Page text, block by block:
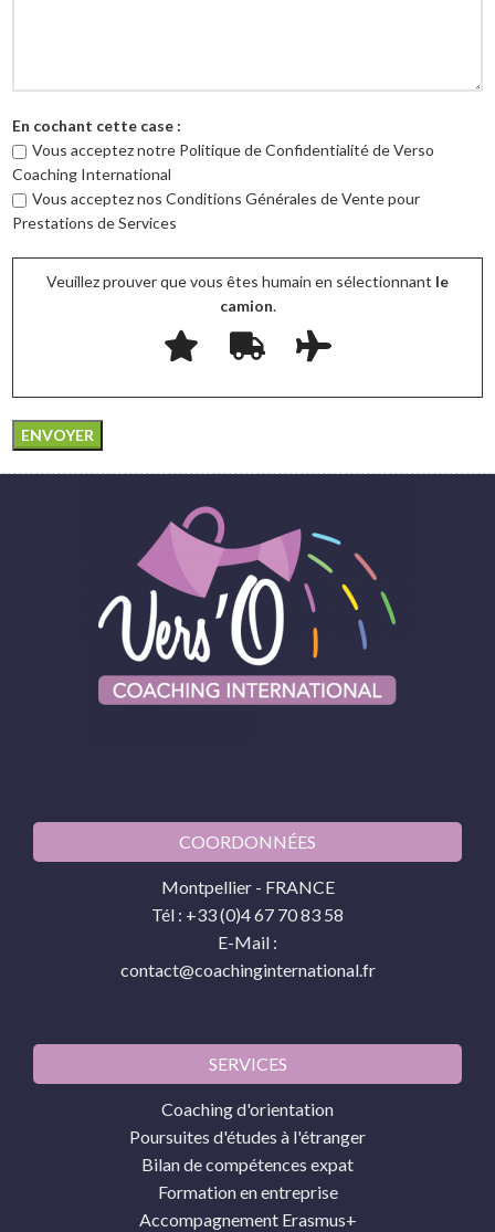
En cochant cette case :
Vous acceptez notre Politique de Confidentialité de Verso
Coaching International
Vous acceptez nos Conditions Générales de Vente pour
Prestations de Services
Veuillez prouver que vous êtes humain en sélectionnant le
camion.
COORDONNÉES
Montpellier - FRANCE
Tél : +33 (0)4 67 70 83 58
E-Mail :
contact@coachinginternational.fr
SERVICES
Coaching d'orientation
Poursuites d'études à l'étranger
Bilan de compétences expat
Formation en entreprise
Accompagnement Erasmus+